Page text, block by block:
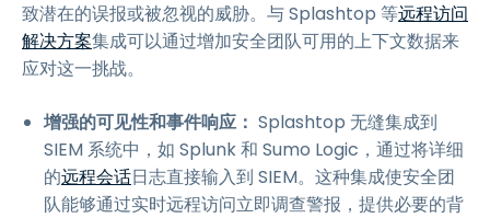
致潜在的误报或被忽视的威胁。与 Splashtop 等远程访问
解决方案集成可以通过增加安全团队可用的上下文数据来
应对这一挑战。
增强的可见性和事件响应： Splashtop 无缝集成到
SIEM 系统中，如 Splunk 和 Sumo Logic，通过将详细
的远程会话日志直接输入到 SIEM。这种集成使安全团
队能够通过实时远程访问立即调查警报，提供必要的背